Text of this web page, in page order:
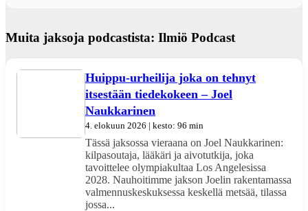
Muita jaksoja podcastista: Ilmiö Podcast
Huippu-urheilija joka on tehnyt
itsestään tiedekokeen – Joel
Naukkarinen
4. elokuun 2026 | kesto: 96 min
Tässä jaksossa vieraana on Joel Naukkarinen:
kilpasoutaja, lääkäri ja aivotutkija, joka
tavoittelee olympiakultaa Los Angelesissa
2028. Nauhoitimme jakson Joelin rakentamassa
valmennuskeskuksessa keskellä metsää, tilassa
jossa...